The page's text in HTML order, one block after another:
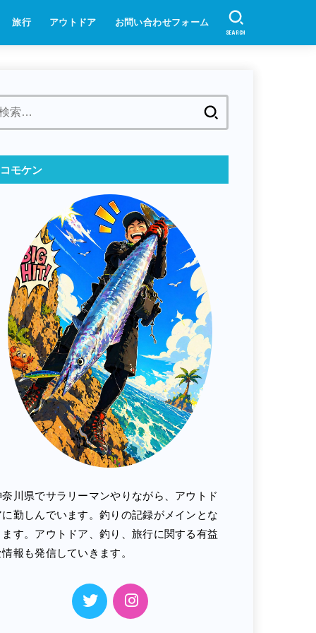
旅行 アウトドア お問い合わせフォーム
SEARCH
コモケン
奈川県でサラリーマンやりながら、アウトド
に勤しんでいます。釣りの記録がメインとな
ます。アウトドア、釣り、旅行に関する有益
情報も発信していきます。